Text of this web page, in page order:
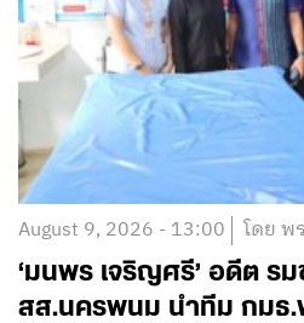
August 9, 2026 - 13:00 โดย พ
‘มนพร เจริญศรี’ อดีต ร
สส.นครพนม นำทีม กมธ